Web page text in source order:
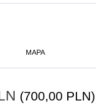
MAPA
(700,00 PLN)